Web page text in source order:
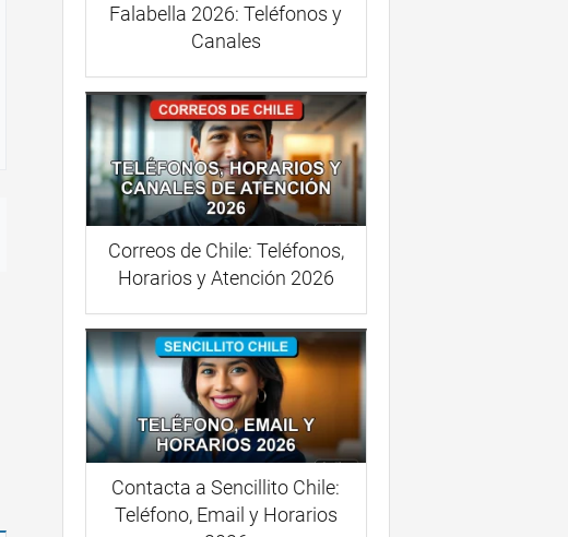
Falabella 2026: Teléfonos y
Canales
Correos de Chile: Teléfonos,
Horarios y Atención 2026
Contacta a Sencillito Chile:
Teléfono, Email y Horarios